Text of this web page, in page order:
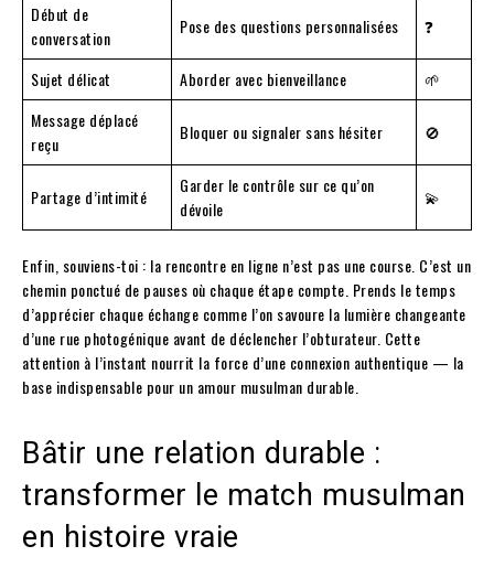
Début de
conversation
Pose des questions personnalisées ❓
Sujet délicat Aborder avec bienveillance
🌱
Message déplacé
reçu
Bloquer ou signaler sans hésiter 🚫
Partage d’intimité
Garder le contrôle sur ce qu’on
dévoile
💫
Enfin, souviens-toi : la rencontre en ligne n’est pas une course. C’est un
chemin ponctué de pauses où chaque étape compte. Prends le temps
d’apprécier chaque échange comme l’on savoure la lumière changeante
d’une rue photogénique avant de déclencher l’obturateur. Cette
attention à l’instant nourrit la force d’une connexion authentique — la
base indispensable pour un amour musulman durable.
Bâtir une relation durable :
transformer le match musulman
en histoire vraie